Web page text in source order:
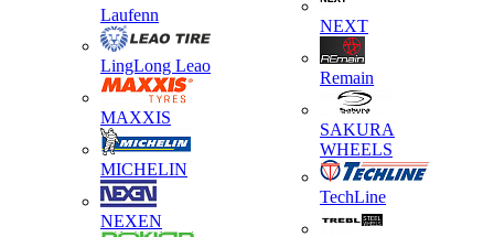
Laufenn
LingLong Leao
MAXXIS
MICHELIN
NEXEN
NEXT
Remain
SAKURA
WHEELS
TechLine